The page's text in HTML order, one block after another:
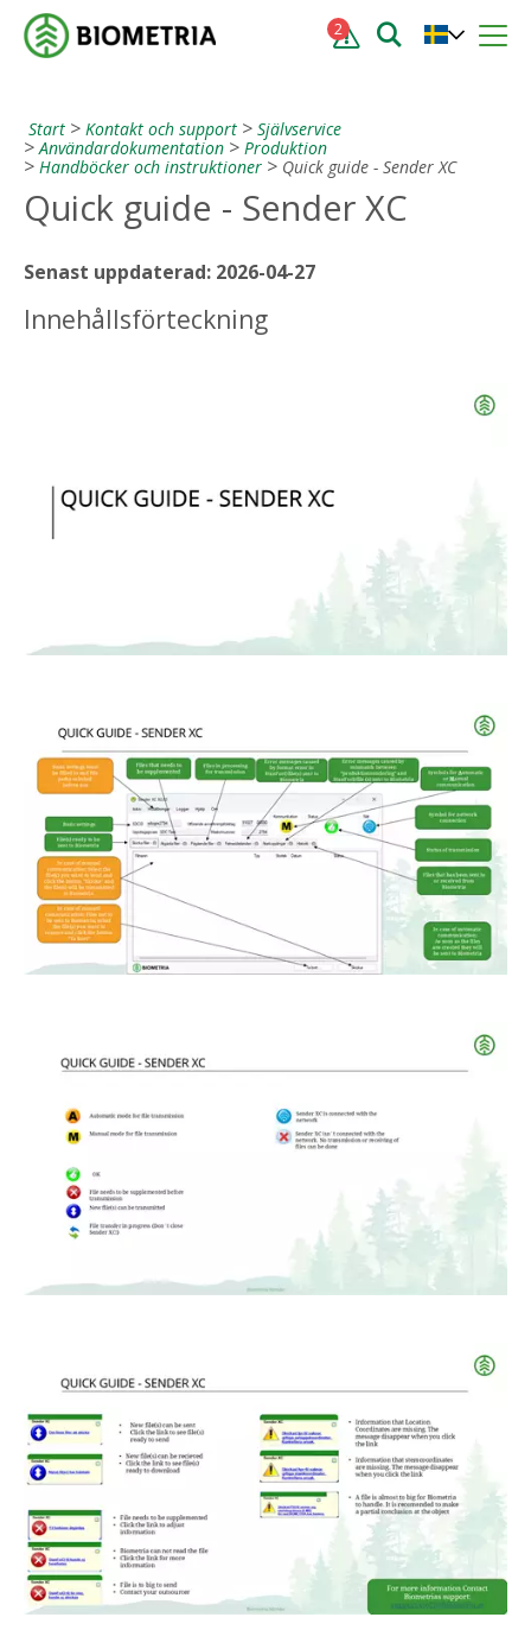
2
Start Kontakt och support
Självservice
Användardokumentation
Produktion
Handböcker och instruktioner
Quick guide - Sender XC
Quick guide - Sender XC
Senast uppdaterad: 2026-04-27
Innehållsförteckning